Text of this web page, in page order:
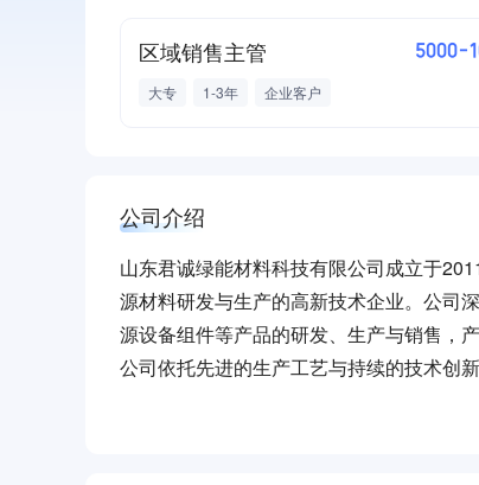
区域销售主管 5000-
大专 1-3年 企业客户
公司介绍
山东君诚绿能材料科技有限公司成立于
源材料研发与生产的高新技术企业。公司
源设备组件等产品的研发、生产与销售，
公司依托先进的生产工艺与持续的技术创
形成显著技术优势。作为国家认证的高新
业质量认证，并具备金属表面处理、真空